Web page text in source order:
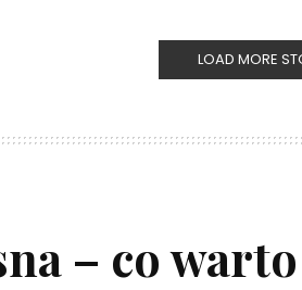
LOAD MORE
– co warto